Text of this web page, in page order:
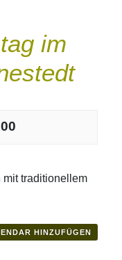
im
traditionellem
HINZUFÜGEN